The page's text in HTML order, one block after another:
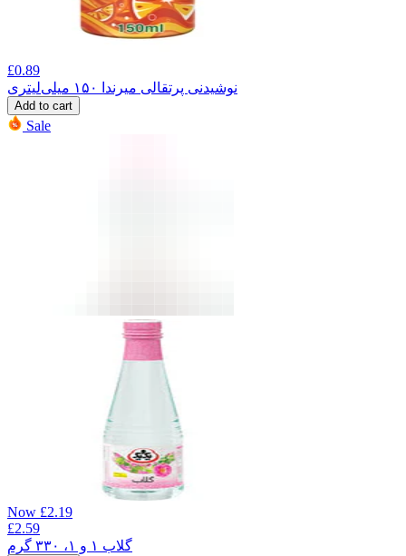
£0.89
نوشیدنی پرتقالی میرندا ۱۵۰ میلی‌لیتری
Add to cart
Sale
Now £2.19
£2.59
گلاب ۱ و ۱، ۳۳۰ گرم